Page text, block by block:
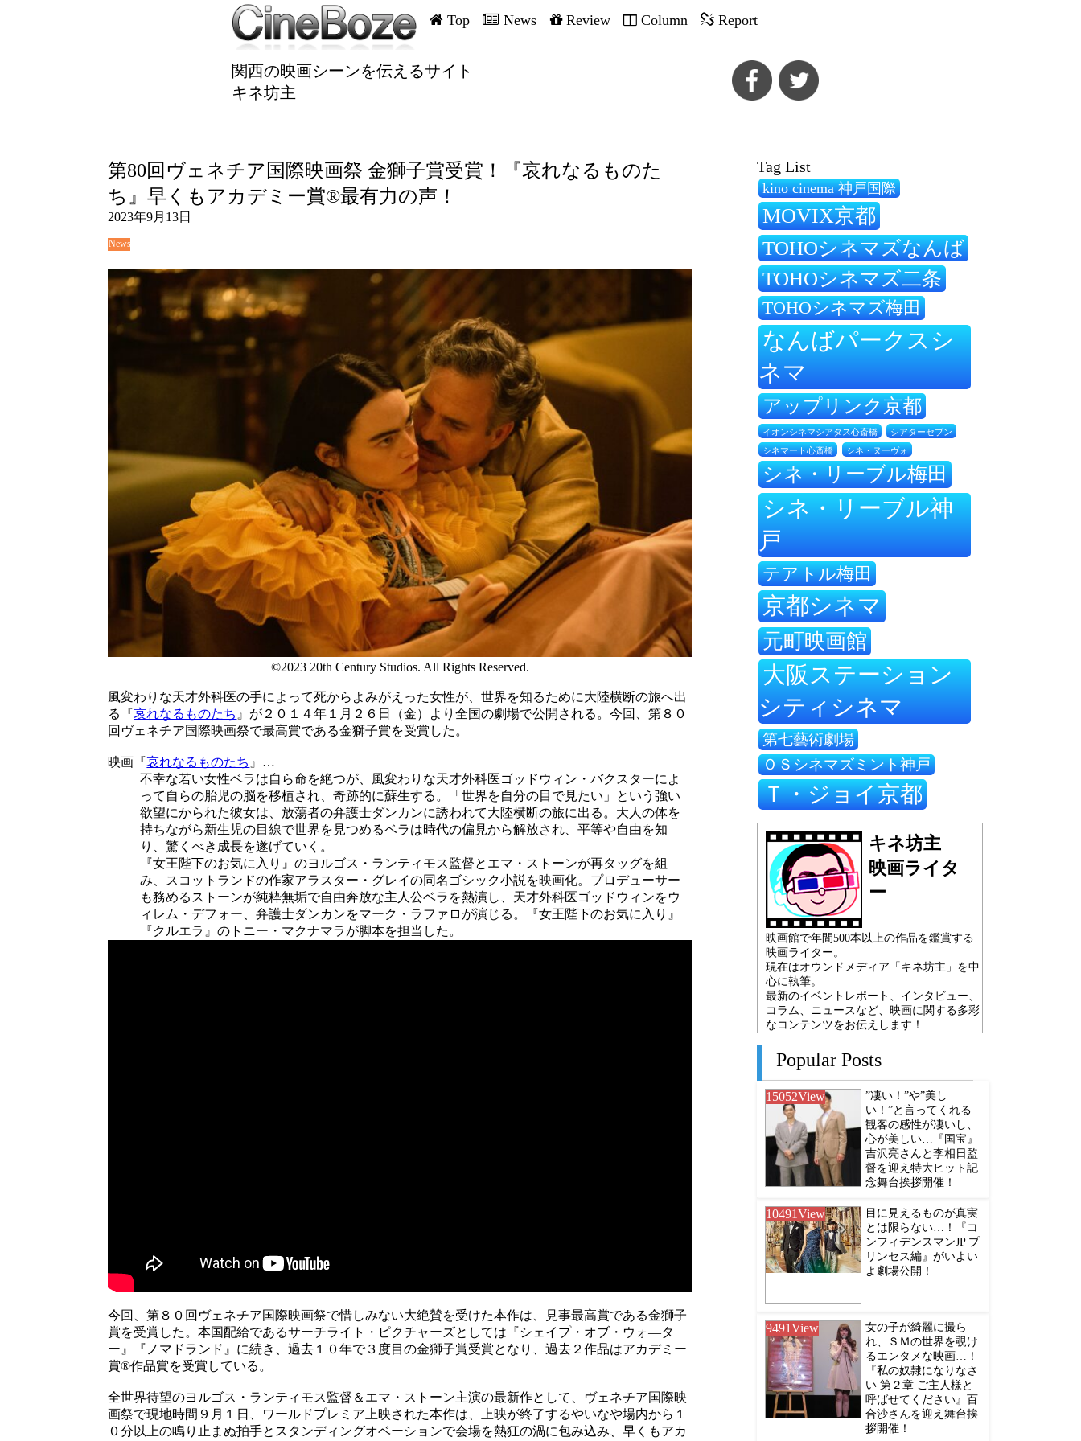
Top News Review Column Report
関西の映画シーンを伝えるサイト
キネ坊主
第80回ヴェネチア国際映画祭 金獅子賞受賞！『哀れなるものた
ち』早くもアカデミー賞®︎最有力の声！
2023年9月13日
News
©2023 20th Century Studios. All Rights Reserved.
風変わりな天才外科医の手によって死からよみがえった女性が、世界を知るために大陸横断の旅へ出
る『哀れなるものたち 』が２０１４年１月２６日（金）より全国の劇場で公開される。今回、第８０
回ヴェネチア国際映画祭で最高賞である金獅子賞を受賞した。
映画『哀れなるものたち 』…
不幸な若い女性ベラは自ら命を絶つが、風変わりな天才外科医ゴッドウィン・バクスターによ
って自らの胎児の脳を移植され、奇跡的に蘇生する。「世界を自分の目で見たい」という強い
欲望にかられた彼女は、放蕩者の弁護士ダンカンに誘われて大陸横断の旅に出る。大人の体を
持ちながら新生児の目線で世界を見つめるベラは時代の偏見から解放され、平等や自由を知
り、驚くべき成長を遂げていく。
『女王陛下のお気に入り』のヨルゴス・ランティモス監督とエマ・ストーンが再タッグを組
み、スコットランドの作家アラスター・グレイの同名ゴシック小説を映画化。プロデューサー
も務めるストーンが純粋無垢で自由奔放な主人公ベラを熱演し、天才外科医ゴッドウィンをウ
ィレム・デフォー、弁護士ダンカンをマーク・ラファロが演じる。『女王陛下のお気に入り』
『クルエラ』のトニー・マクナマラが脚本を担当した。
今回、第８０回ヴェネチア国際映画祭で惜しみない大絶賛を受けた本作は、見事最高賞である金獅子
賞を受賞した。本国配給であるサーチライト・ピクチャーズとしては『シェイプ・オブ・ウォ―タ
ー』『ノマドランド』に続き、過去１０年で３度目の金獅子賞受賞となり、過去２作品はアカデミー
賞®作品賞を受賞している。
全世界待望のヨルゴス・ランティモス監督＆エマ・ストーン主演の最新作として、ヴェネチア国際映
画祭で現地時間９月１日、ワールドプレミア上映された本作は、上映が終了するやいなや場内から１
０分以上の鳴り止まぬ拍手とスタンディングオベーションで会場を熱狂の渦に包み込み、早くもアカ
Tag List
kino cinema 神戸国際
MOVIX京都
TOHOシネマズなんば
TOHOシネマズ二条
TOHOシネマズ梅田
なんばパークスシ
ネマ
アップリンク京都
イオンシネマシアタス心斎橋 シアターセブン
シネマート心斎橋 シネ・ヌーヴォ
シネ・リーブル梅田
シネ・リーブル神
戸
テアトル梅田
京都シネマ
元町映画館
大阪ステーション
シティシネマ
第七藝術劇場
ＯＳシネマズミント神戸
Ｔ・ジョイ京都
キネ坊主
映画ライタ
ー
映画館で年間500本以上の作品を鑑賞する
映画ライター。
現在はオウンドメディア「キネ坊主」を中
心に執筆。
最新のイベントレポート、インタビュー、
コラム、ニュースなど、映画に関する多彩
なコンテンツをお伝えします！
Popular Posts
15052View
”凄い！”や”美し
い！”と言ってくれる
観客の感性が凄いし、
心が美しい…『国宝』
吉沢亮さんと李相日監
督を迎え特大ヒット記
念舞台挨拶開催！
10491View
目に見えるものが真実
とは限らない…！『コ
ンフィデンスマンJP プ
リンセス編』がいよい
よ劇場公開！
9491View
女の子が綺麗に撮ら
れ、ＳＭの世界を覗け
るエンタメな映画…！
『私の奴隷になりなさ
い 第２章 ご主人様と
呼ばせてください』百
合沙さんを迎え舞台挨
拶開催！